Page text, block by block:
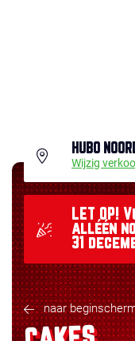
HUBO
Wijzig
LET OP!
alléén
31
naar